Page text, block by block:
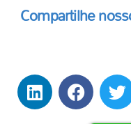
Compartilhe